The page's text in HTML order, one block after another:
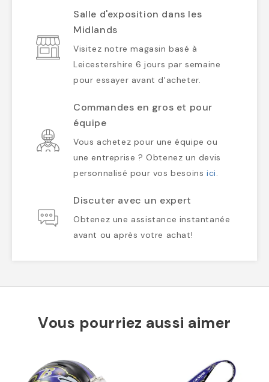
Salle d'exposition dans les
Midlands
Visitez notre magasin basé à
Leicestershire 6 jours par semaine
pour essayer avant d'acheter.
Commandes en gros et pour
équipe
Vous achetez pour une équipe ou
une entreprise ? Obtenez un devis
personnalisé pour vos besoinsici.
Discuter avec un expert
Obtenez une assistance instantanée
avant ou après votre achat!
Vous pourriez aussi aimer